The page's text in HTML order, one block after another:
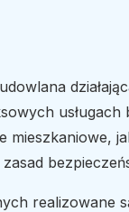
mieszkaniowe,
realizowane